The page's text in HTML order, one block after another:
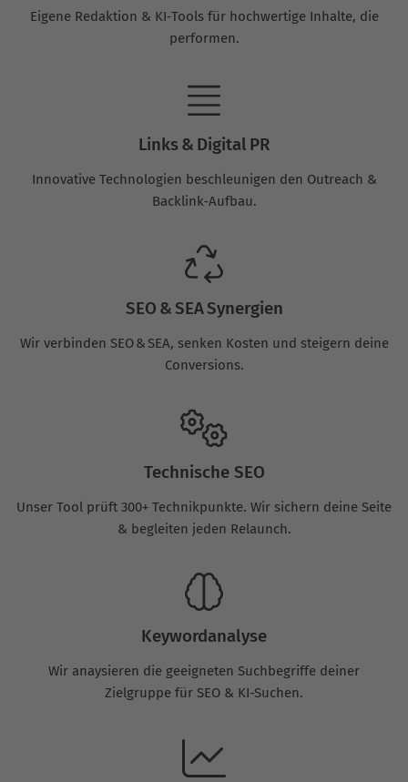
Eigene Redaktion & KI‑Tools für hochwertige Inhalte, die
performen.
Links & Digital PR
Innovative Technologien beschleunigen den Outreach &
Backlink‑Aufbau.
SEO & SEA Synergien
Wir verbinden SEO & SEA, senken Kosten und steigern deine
Conversions.
Technische SEO
Unser Tool prüft 300+ Technikpunkte. Wir sichern deine Seite
& begleiten jeden Relaunch.
Keywordanalyse
Wir anaysieren die geeigneten Suchbegriffe deiner
Zielgruppe für SEO & KI-Suchen.